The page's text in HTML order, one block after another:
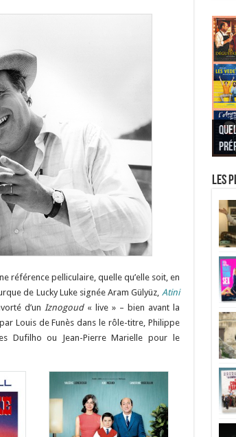
référence pelliculaire, quelle qu’elle soit, en
de Lucky Luke signée Aram Gülyüz, Atini
d’un Iznogoud« live » – bien avant la
Louis de Funès dans le rôle-titre, Philippe
Dufilho ou Jean-Pierre Marielle pour le
Les